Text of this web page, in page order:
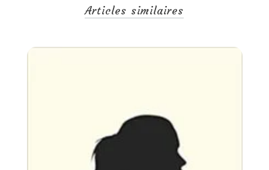
Articles similaires